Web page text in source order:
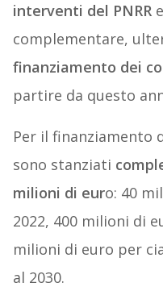
interventi del PNRR
complementare,
finanziamento dei
partire da questo
Per il finanziamento
sono stanziati
milioni di euro: 40
2022, 400 milioni di
milioni di euro per
al 2030.